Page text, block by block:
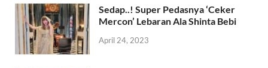
Sedap..! Super Pedasnya ‘Ceker
Mercon’ Lebaran Ala Shinta Bebi
April 24, 2023